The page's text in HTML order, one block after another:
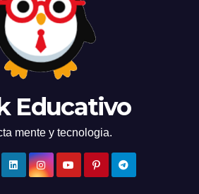
Educativo
mente y tecnologia.